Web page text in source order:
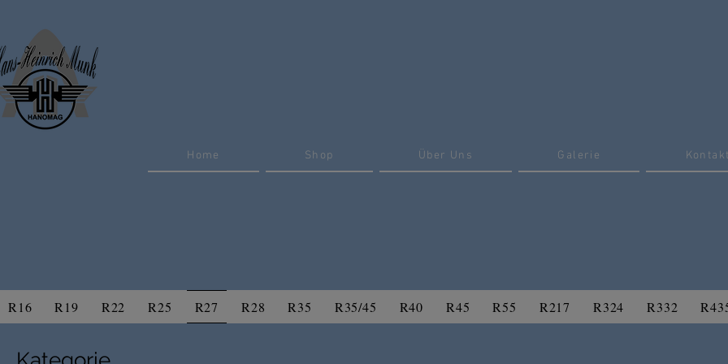
Home Shop Über Uns Galerie Kontakt
R16 R19 R22 R25 R27 R28 R35 R35/45 R40 R45 R55 R217 R324 R332